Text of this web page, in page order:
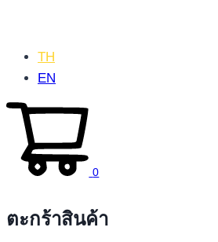
TH
EN
0
ตะกร้าสินค้า